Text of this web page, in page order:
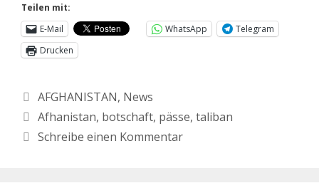
Teilen mit:
E-Mail
WhatsApp
Telegram
Drucken
AFGHANISTAN, News
Afhanistan, botschaft, pässe, taliban
Schreibe einen Kommentar